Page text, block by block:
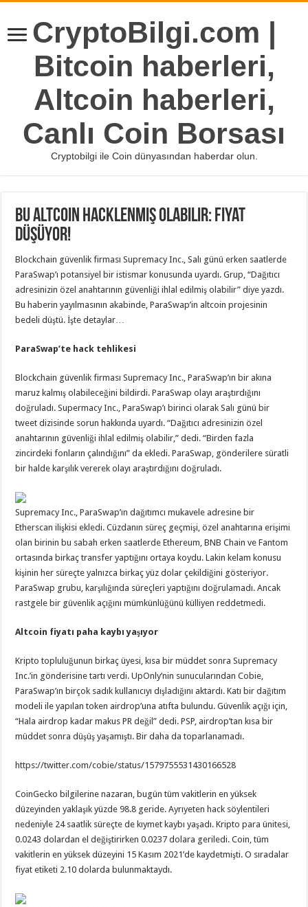
CryptoBilgi.com |
Bitcoin haberleri,
Altcoin haberleri,
Canlı Coin Borsası
Cryptobilgi ile Coin dünyasından haberdar olun.
Bu Altcoin Hacklenmiş Olabilir: Fiyat
Düşüyor!
Blockchain güvenlik firması Supremacy Inc., Salı günü erken saatlerde
ParaSwap’ı potansiyel bir istismar konusunda uyardı. Grup, “Dağıtıcı
adresinizin özel anahtarının güvenliği ihlal edilmiş olabilir” diye yazdı.
Bu haberin yayılmasının akabinde, ParaSwap’in altcoin projesinin
bedeli düştü. İşte detaylar…
ParaSwap’te hack tehlikesi
Blockchain güvenlik firması Supremacy Inc., ParaSwap’ın bir akına
maruz kalmış olabileceğini bildirdi. ParaSwap olayı araştırdığını
doğruladı. Supermacy Inc., ParaSwap’ı birinci olarak Salı günü bir
tweet dizisinde sorun hakkında uyardı. “Dağıtıcı adresinizin özel
anahtarının güvenliği ihlal edilmiş olabilir,” dedi. “Birden fazla
zincirdeki fonların çalındığını” da ekledi. ParaSwap, gönderilere süratli
bir halde karşılık vererek olayı araştırdığını doğruladı.
Supremacy Inc., ParaSwap’ın dağıtımcı mukavele adresine bir
Etherscan ilişkisi ekledi. Cüzdanın süreç geçmişi, özel anahtarına erişimi
olan birinin bu sabah erken saatlerde Ethereum, BNB Chain ve Fantom
ortasında birkaç transfer yaptığını ortaya koydu. Lakin kelam konusu
kişinin her süreçte yalnızca birkaç yüz dolar çekildiğini gösteriyor.
ParaSwap grubu, karşılığında süreçleri yaptığını doğrulamadı. Ancak
rastgele bir güvenlik açığını mümkünlüğünü külliyen reddetmedi.
Altcoin fiyatı paha kaybı yaşıyor
Kripto topluluğunun birkaç üyesi, kısa bir müddet sonra Supremacy
Inc.’in gönderisine tartı verdi. UpOnly’nin sunucularından Cobie,
ParaSwap’ın birçok sadık kullanıcıyı dışladığını aktardı. Katı bir dağıtım
modeli ile yapılan token airdrop’una atıfta bulundu. Güvenlik açığı için,
“Hala airdrop kadar makus PR değil” dedi. PSP, airdrop’tan kısa bir
müddet sonra düşüş yaşamıştı. Bir daha da toparlanamadı.
https://twitter.com/cobie/status/1579755531430166528
CoinGecko bilgilerine nazaran, bugün tüm vakitlerin en yüksek
düzeyinden yaklaşık yüzde 98.8 geride. Ayrıyeten hack söylentileri
nedeniyle 24 saatlik süreçte de kıymet kaybı yaşadı. Kripto para ünitesi,
0.0243 dolardan el değiştirirken 0.0237 dolara geriledi. Coin, tüm
vakitlerin en yüksek düzeyini 15 Kasım 2021’de kaydetmişti. O sıradalar
fiyat etiketi 2.10 dolarda bulunmaktaydı.